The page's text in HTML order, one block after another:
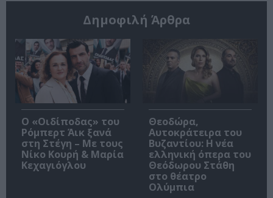
Δημοφιλή Άρθρα
O «Οιδίποδας» του
Ρόμπερτ Άικ ξανά
στη Στέγη – Με τους
Νίκο Κουρή & Μαρία
Κεχαγιόγλου
Θεοδώρα,
Αυτοκράτειρα του
Βυζαντίου: Η νέα
ελληνική όπερα του
Θεόδωρου Στάθη
στο θέατρο
Ολύμπια